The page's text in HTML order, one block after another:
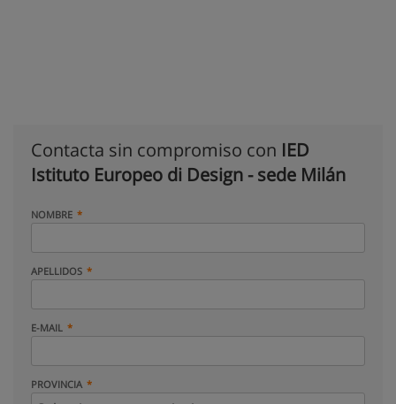
Contacta sin compromiso con IED
Istituto Europeo di Design - sede Milán
NOMBRE
APELLIDOS
E-MAIL
PROVINCIA